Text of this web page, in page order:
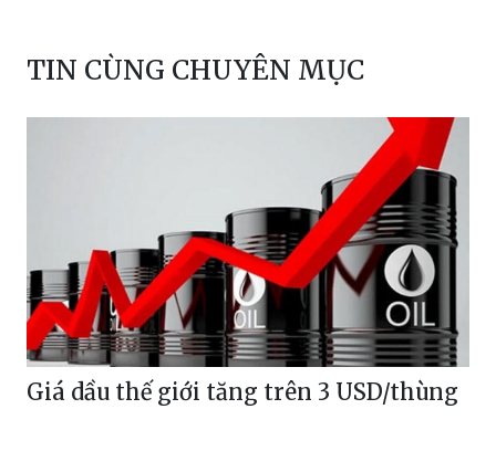
TIN CÙNG CHUYÊN MỤC
Giá dầu thế giới tăng trên 3 USD/thùng